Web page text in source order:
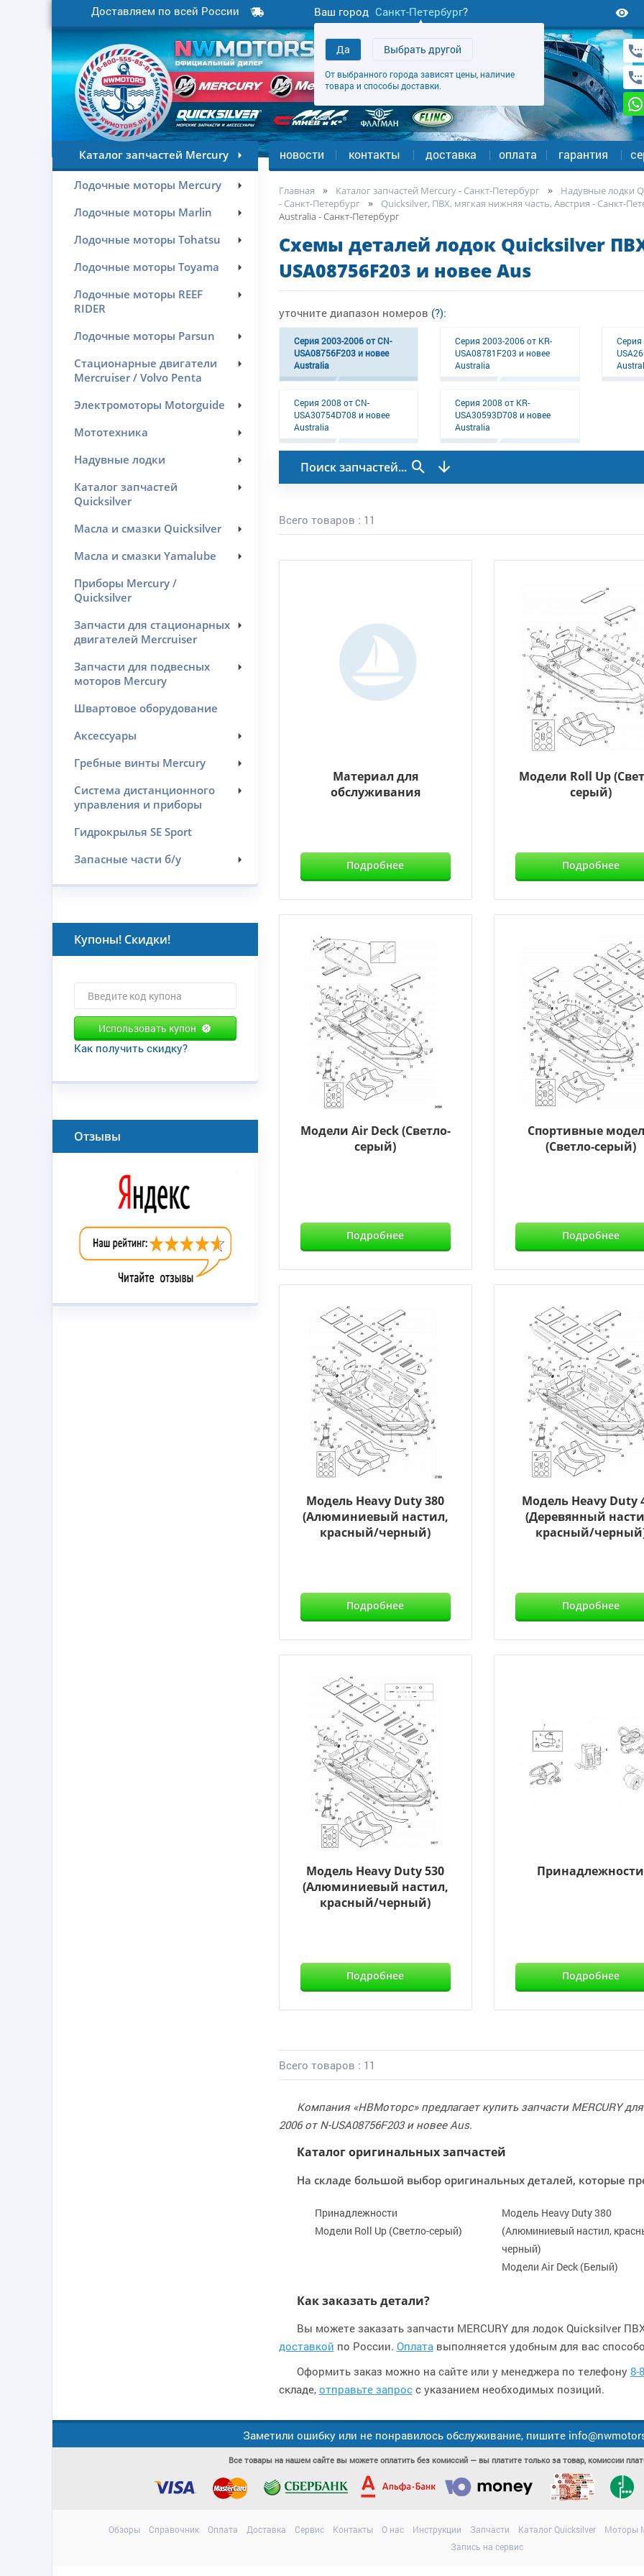
Доставляем по всей России Ваш город Санкт-Петербург?
Да Выбрать другой
От выбранного города зависят цены, наличие
товара и способы доставки.
Каталог запчастей Mercury
Лодочные моторы Mercury
Лодочные моторы Marlin
Лодочные моторы Tohatsu
Лодочные моторы Toyama
Лодочные моторы REEF
RIDER
Лодочные моторы Parsun
Стационарные двигатели
Mercruiser / Volvo Penta
Электромоторы Motorguide
Мототехника
Надувные лодки
Каталог запчастей
Quicksilver
Масла и смазки Quicksilver
Масла и смазки Yamalube
Приборы Mercury /
Quicksilver
Запчасти для стационарных
двигателей Mercruiser
Запчасти для подвесных
моторов Mercury
Швартовое оборудование
Аксессуары
Гребные винты Mercury
Система дистанционного
управления и приборы
Гидрокрылья SE Sport
Запасные части б/у
Купоны! Скидки!
Использовать купон
Как получить скидку?
Отзывы
новости контакты доставка оплата гарантия
Главная Каталог запчастей Mercury - Санкт-Петербург
Надувные лодки
- Санкт-Петербург
Quicksilver, ПВХ, мягкая нижняя часть, Австрия - Санкт-
Australia - Санкт-Петербург
Схемы деталей лодок Quicksilver
USA08756F203 и новее Aus
уточните диапазон номеров (?):
Серия 2003-2006 от CN-
USA08756F203 и новее
Australia
Серия 2003-2006 от KR-
USA08781F203 и новее
Australia
Серия
Серия 2008 от CN-
USA30754D708 и новее
Australia
Серия 2008 от KR-
USA30593D708 и новее
Australia
Поиск запчастей...
Всего товаров : 11
Материал для
обслуживания
Подробнее
Модели Roll Up
серый)
Подробнее
Модели Air Deck (Светло-
серый)
Подробнее
Спортивные
(Светло-серый)
Подробнее
Модель Heavy Duty 380
(Алюминиевый настил,
красный/черный)
Подробнее
Модель Heavy Duty
(Деревянный
красный/
Подробнее
Модель Heavy Duty 530
(Алюминиевый настил,
красный/черный)
Подробнее
Принадлежности
Подробнее
Всего товаров : 11
Компания «НВМоторс» предлагает купить запчасти MERCURY
2006 от N-USA08756F203 и новее Aus.
Каталог оригинальных запчастей
На складе большой выбор оригинальных деталей, которые
Принадлежности
Модели Roll Up (Светло-серый)
Модель Heavy Duty 380
(Алюминиевый настил,
черный)
Модели Air Deck (Белый)
Как заказать детали?
Вы можете заказать запчасти MERCURY для лодок Quicksilver
доставкой по России. Оплатавыполняется удобным для вас
Оформить заказ можно на сайте или у менеджера по телефону 8-
складе, отправьте запросс указанием необходимых позиций.
Заметили ошибку или не понравилось обслуживание, пишите
Все товары на нашем сайте вы можете оплатить без комиссий — вы платите только за товар, комиссии
Обзоры Справочник Оплата Доставка Сервис Контакты О нас Инструкции Запчасти Каталог Quicksilver
Моторы
Запись на сервис